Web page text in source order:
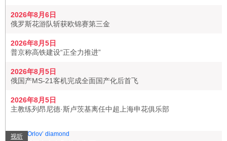
2026年8月6日
俄罗斯花游队斩获欧锦赛第三金
2026年8月5日
普京称高铁建设“正全力推进”
2026年8月5日
俄国产MS-21客机完成全面国产化后首飞
2026年8月5日
主教练列昂尼德·斯卢茨基离任中超上海申花俱乐部
视听